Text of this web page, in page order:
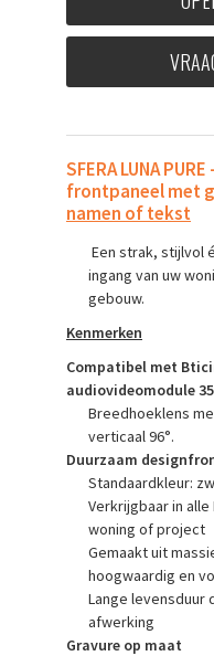
SFERA LUNA
frontpaneel met
namen of tekst
Een strak, stijlvol
ingang van uw
gebouw.
Kenmerken
Compatibel met
audiovideomodule
Breedhoeklens
verticaal 96°.
Duurzaam
Standaardkleur:
Verkrijgbaar in
woning of project
Gemaakt uit
hoogwaardig en
Lange
afwerking
Gravure op maat